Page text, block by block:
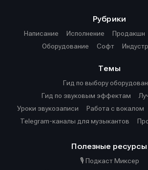
Рубрики
Написание
Исполнение Продакшн
Оборудование
Софт
Темы
Гид по выбору
Гид по звуковым эффектам
Уроки звукозаписи
Работа с вокалом
Telegram-каналы для музыкантов
Полезные ресурсы
🎙️ Подкаст Миксер